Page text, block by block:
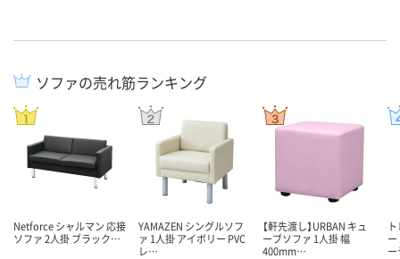
ソファの売れ筋ランキング
Netforce シャルマン 応接
ソファ 2人掛 ブラック…
YAMAZEN シングルソフ
ァ 1人掛 アイボリー PVC
レ…
【軒先渡し】URBAN キュ
ーブソファ 1人掛 幅
400mm…
ー